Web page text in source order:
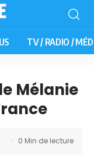
TV / RADIO /
Mélanie
0 Min de lecture